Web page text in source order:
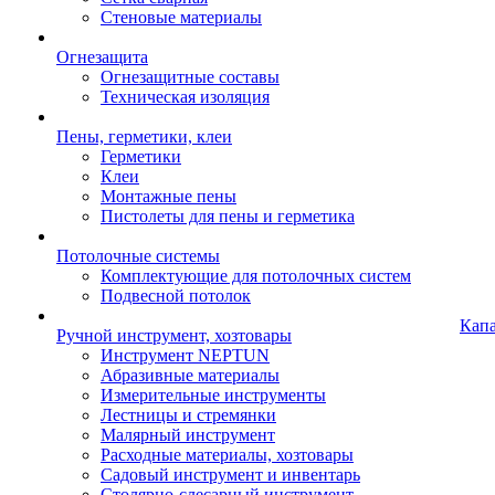
Стеновые материалы
Огнезащита
Огнезащитные составы
Техническая изоляция
Пены, герметики, клеи
Герметики
Клеи
Монтажные пены
Пистолеты для пены и герметика
Потолочные системы
Комплектующие для потолочных систем
Подвесной потолок
Ручной инструмент, хозтовары
Инструмент NEPTUN
Абразивные материалы
Измерительные инструменты
Лестницы и стремянки
Малярный инструмент
Расходные материалы, хозтовары
Садовый инструмент и инвентарь